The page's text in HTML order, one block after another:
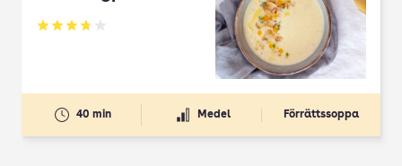
Betyg: 3.74 av 5
40 min Medel Förrättssoppa